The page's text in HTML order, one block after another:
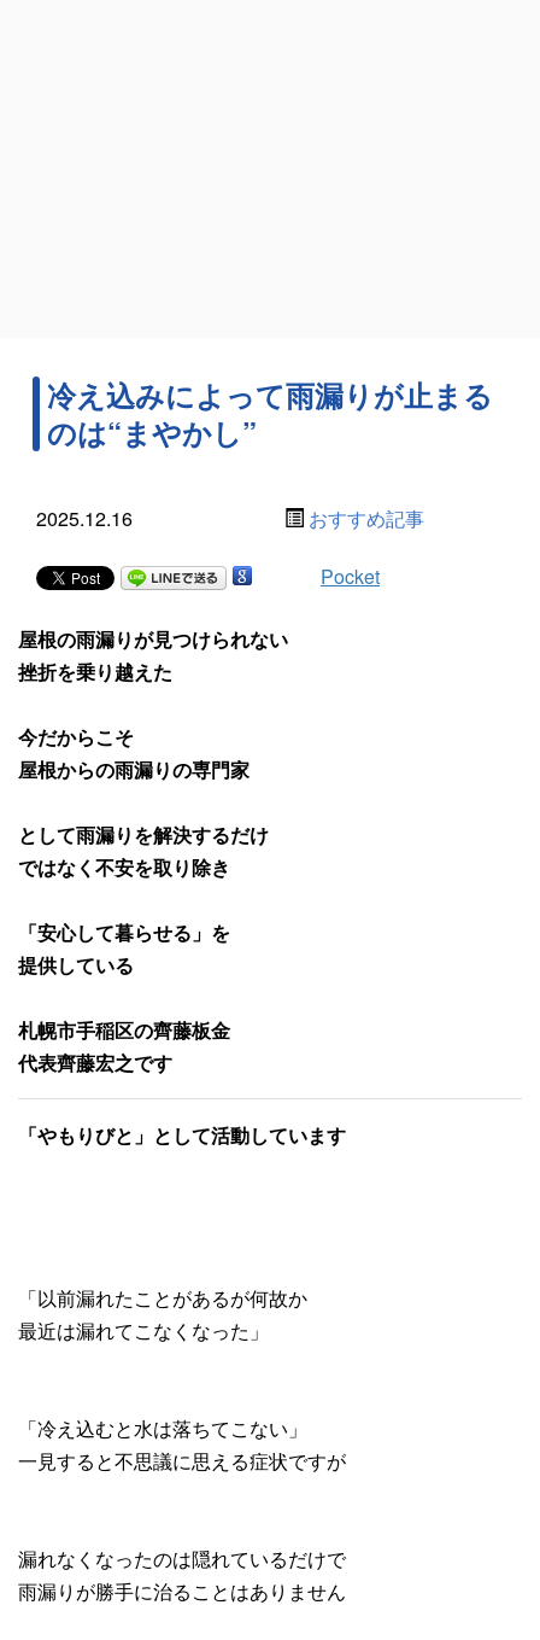
冷え込みによって雨漏りが止まる
のは“まやかし”
2025.12.16 おすすめ記事
Pocket
屋根の雨漏りが見つけられない
挫折を乗り越えた
今だからこそ
屋根からの雨漏りの専門家
として雨漏りを解決するだけ
ではなく不安を取り除き
「安心して暮らせる」を
提供している
札幌市手稲区の齊藤板金
代表齊藤宏之です
「やもりびと」として活動しています
「以前漏れたことがあるが何故か
最近は漏れてこなくなった」
「冷え込むと水は落ちてこない」
一見すると不思議に思える症状ですが
漏れなくなったのは隠れているだけで
雨漏りが勝手に治ることはありません